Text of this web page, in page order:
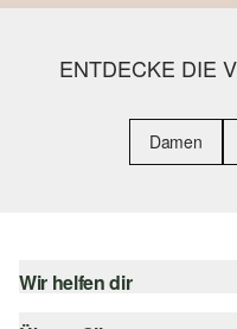
ENTDECKE DIE
Damen
Wir helfen dir